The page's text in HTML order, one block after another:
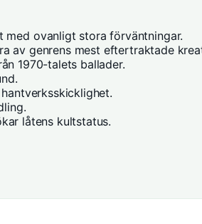
med ovanligt stora förväntningar.
av genrens mest eftertraktade
1970-talets ballader.
låtens kultstatus.